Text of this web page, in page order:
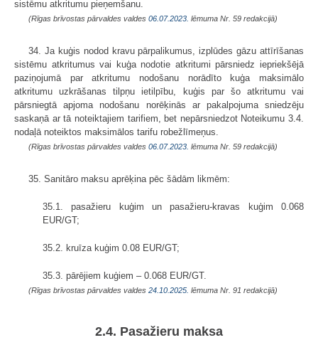
sistēmu atkritumu pieņemšanu.
(Rīgas brīvostas pārvaldes valdes 06.07.2023. lēmuma Nr. 59 redakcijā)
34. Ja kuģis nodod kravu pārpalikumus, izplūdes gāzu attīrīšanas
sistēmu atkritumus vai kuģa nodotie atkritumi pārsniedz iepriekšējā
paziņojumā par atkritumu nodošanu norādīto kuģa maksimālo
atkritumu uzkrāšanas tilpņu ietilpību, kuģis par šo atkritumu vai
pārsniegtā apjoma nodošanu norēķinās ar pakalpojuma sniedzēju
saskaņā ar tā noteiktajiem tarifiem, bet nepārsniedzot Noteikumu 3.4.
nodaļā noteiktos maksimālos tarifu robežlīmeņus.
(Rīgas brīvostas pārvaldes valdes 06.07.2023. lēmuma Nr. 59 redakcijā)
35. Sanitāro maksu aprēķina pēc šādām likmēm:
35.1. pasažieru kuģim un pasažieru-kravas kuģim 0.068
EUR/GT;
35.2. kruīza kuģim 0.08 EUR/GT;
35.3. pārējiem kuģiem – 0.068 EUR/GT.
(Rīgas brīvostas pārvaldes valdes 24.10.2025. lēmuma Nr. 91 redakcijā)
2.4. Pasažieru maksa